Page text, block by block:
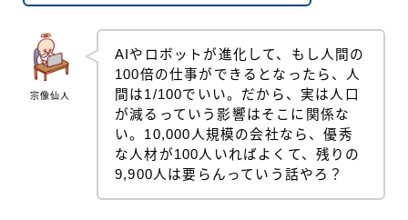
宗像仙人
AIやロボットが進化して、もし人間の
100倍の仕事ができるとなったら、人
間は1/100でいい。だから、実は人口
が減るっていう影響はそこに関係な
い。10,000人規模の会社なら、優秀
な人材が100人いればよくて、残りの
9,900人は要らんっていう話やろ？